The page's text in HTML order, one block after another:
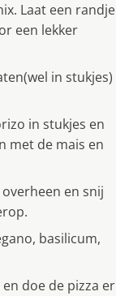
Laat een randje
een lekker
in stukjes)
in stukjes en
met de mais en
en snij
basilicum,
doe de pizza er